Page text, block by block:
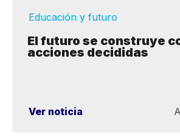
Educación y futuro
El futuro se construye
acciones decididas
Ver noticia